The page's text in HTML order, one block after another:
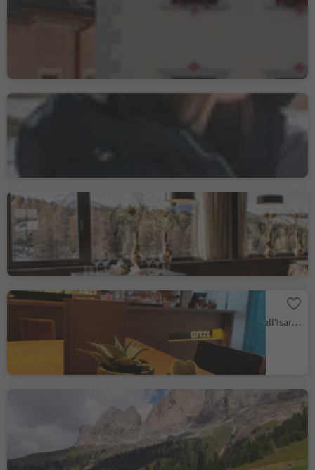
Albergo Rössl
Laurins Lounge
Carezza, Nova Levante, Regione dolomitica Val d'Ega
Marchio sostenibilità livello 1
Alma Alpina Lodge -
Adults Only
Obereggen, Nova Ponente, Regione dolomitica Val d'Ega
Ristorante Bar Gitzl
Cardano - Cornedo, Cornedo all'Isarco, Regione dolomitica Val d'Ega
Baita Masarè
Carezza, Nova Levante, Regione dolomitica Val d'Ega